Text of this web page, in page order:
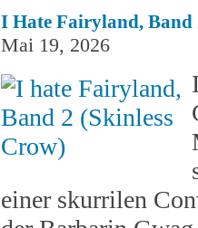
I Hate Fairyland, Band
Mai 19, 2026
einer skurrilen